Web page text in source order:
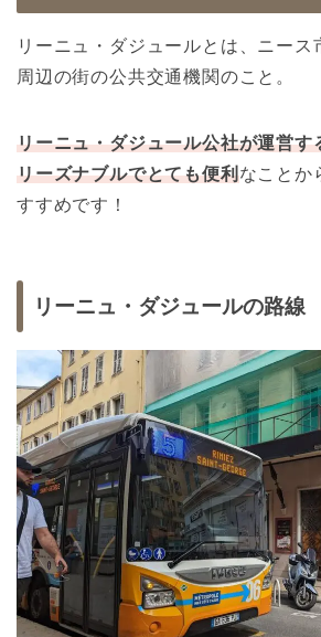
リーニュ・ダジュールとは、ニース
周辺の街の公共交通機関のこと。
リーニュ・ダジュール公社が運営す
リーズナブルでとても便利なことか
すすめです！
リーニュ・ダジュールの路線